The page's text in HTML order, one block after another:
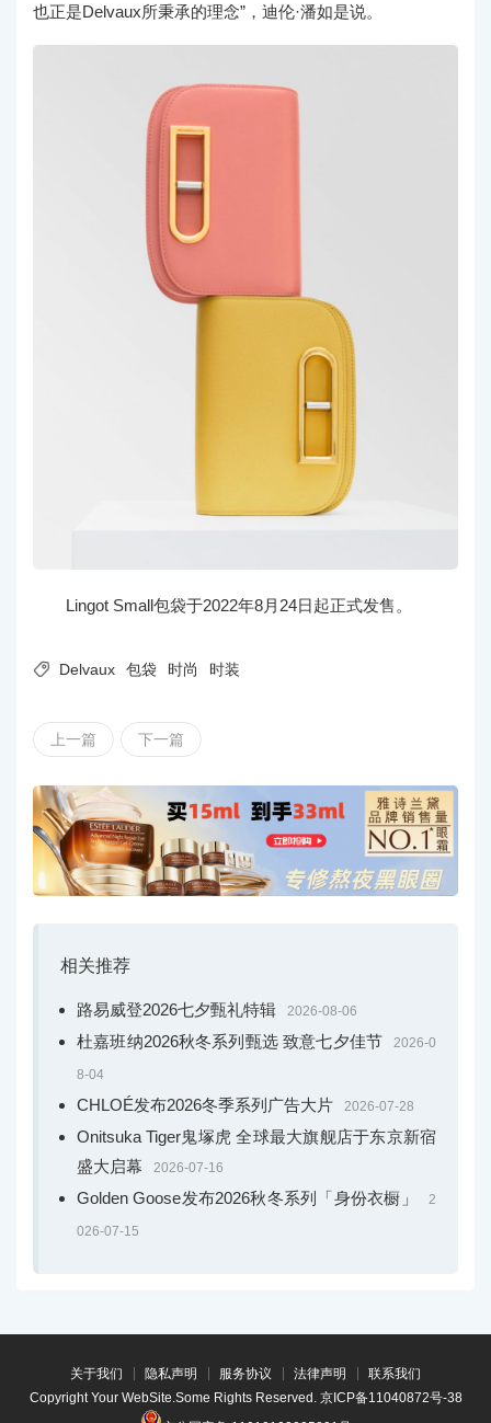
也正是Delvaux所秉承的理念”，迪伦·潘如是说。
Lingot Small包袋于2022年8月24日起正式发售。
 Delvaux 包袋 时尚 时装
上一篇 下一篇
相关推荐
路易威登2026七夕甄礼特辑 2026-08-06
杜嘉班纳2026秋冬系列甄选 致意七夕佳节 2026-0
8-04
CHLOÉ发布2026冬季系列广告大片 2026-07-28
Onitsuka Tiger鬼塚虎 全球最大旗舰店于东京新宿
盛大启幕
2026-07-16
Golden Goose发布2026秋冬系列「身份衣橱」 2
026-07-15
关于我们 隐私声明 服务协议 法律声明
联系我们
Copyright Your WebSite.Some Rights Reserved. 京ICP备11040872号-38